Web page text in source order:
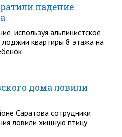
падение
используя альпинистское
лоджии квартиры 8 этажа на
дома ловили
Саратова сотрудники
ловили хищную птицу